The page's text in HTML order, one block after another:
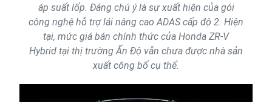
áp suất lốp. Đáng chú ý là sự xuất hiện của gói
công nghệ hỗ trợ lái nâng cao ADAS cấp độ 2. Hiện
tại, mức giá bán chính thức của Honda ZR-V
Hybrid tại thị trường Ấn Độ vẫn chưa được nhà sản
xuất công bố cụ thể.